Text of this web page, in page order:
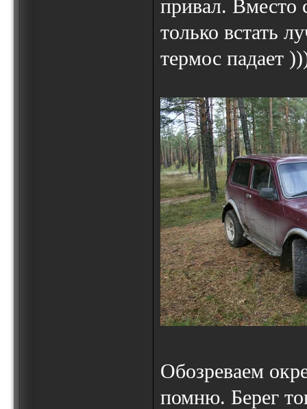
привал. Вместо
только встать
термос падает
Обозреваем
помню. Берег